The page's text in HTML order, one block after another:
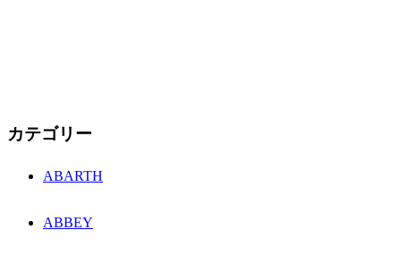
カテゴリー
ABARTH
ABBEY